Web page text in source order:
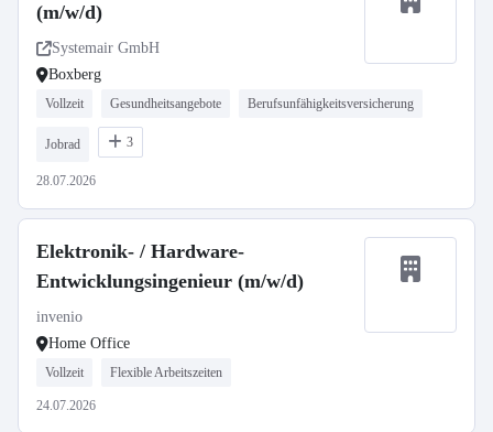
(m/w/d)
Systemair GmbH
Boxberg
Vollzeit Gesundheitsangebote Berufsunfähigkeitsversicherung
Jobrad 3
28.07.2026
Elektronik- / Hardware-
Entwicklungsingenieur (m/w/d)
invenio
Home Office
Vollzeit Flexible Arbeitszeiten
24.07.2026